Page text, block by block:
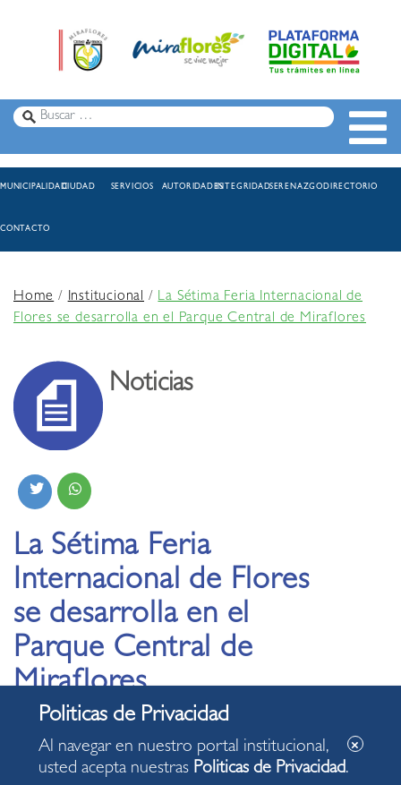
MUNICIPALIDADCIUDAD SERVICIOS AUTORIDADESINTEGRIDADSERENAZGODIRECTORIO
CONTACTO
Home/Institucional /La Sétima Feria Internacional de
Flores se desarrolla en el Parque Central de Miraflores
Noticias
La Sétima Feria
Internacional de Flores
se desarrolla en el
Parque Central de
Miraflores
Ministra de Agricultura visitó Perú Flora 2019
Al navegar en nuestro portal institucional,
usted acepta nuestras Politicas de Privacidad.